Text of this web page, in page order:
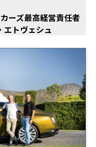
ーズ最高経営責任者
エトヴェシュ